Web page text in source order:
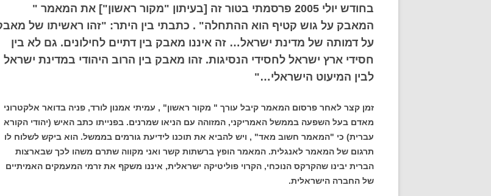
בחודש יולי 2005 פרסמתי בטור זה [בעיתון "מקור ראשון"] את המאמר "
המאבק על גוש קטיף הוא ההתחלה" . כתבתי בין היתר: "זהו ראשיתו של
על דמותה של מדינת ישראל… זה איננו מאבק בין דתיים לחילונים. גם לא בין
חסידי ארץ ישראל לחסידי הנסיגות. זהו מאבק בין הרוב היהודי במדינת ישראל
לבין המיעוט הישראלי…"
זמן קצר לאחר פרסום המאמר קיבל עורך " מקור ראשון" , עמיתי אמנון לורד, פניה בדואר אלקטרוני
מאדם בעל השפעה בממשל האמריקני, המזוהה עם הניאו שמרנים. בפנייתו כתב האיש (יהודי הקורא
עברית) כי "המאמר חשוב מאד" , ויש להביא את תוכנו לידיעת גורמים בממשל. הוא ביקש לשלוח לו
תרגום של המאמר לאנגלית. המאמר הופץ ברשתות קשר ואני מקווה שתרם משהו לכך שבארצות
הברית יבינו שהקרקס הנוכחי, הקרוי פוליטיקה ישראלית, איננו משקף את זרמי המעמקים האמיתיים
של החברה הישראלית.